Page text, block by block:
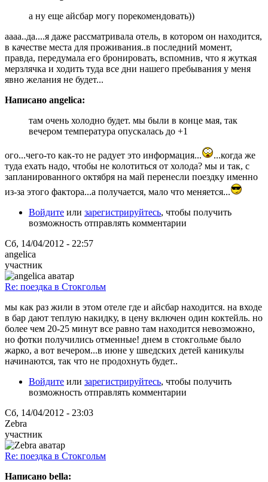
а ну еще айсбар могу порекомендовать))
аааа..да....я даже рассматривала отель, в котором он находится,
в качестве места для проживания..в последний момент,
правда, передумала его бронировать, вспомнив, что я жуткая
мерзлячка и ходить туда все дни нашего пребывания у меня
явно желания не будет...
Написано angelica:
там очень холодно будет. мы были в конце мая, так
вечером температура опускалась до +1
ого...чего-то как-то не радует это информация...
...когда же
туда ехать надо, чтобы не колотиться от холода? мы и так, с
запланированного октября на май перенесли поездку именно
из-за этого фактора...а получается, мало что меняется...
Войдите или зарегистрируйтесь, чтобы получить
возможность отправлять комментарии
Сб, 14/04/2012 - 22:57
angelica
участник
Re: поездка в Стокгольм
мы как раз жили в этом отеле где и айсбар находится. на входе
в бар дают теплую накидку, в цену включен один коктейль. но
более чем 20-25 минут все равно там находится невозможно,
но фотки получились отменные! днем в стокгольме было
жарко, а вот вечером...в июне у шведских детей каникулы
начинаются, так что не продохнуть будет..
Войдите или зарегистрируйтесь, чтобы получить
возможность отправлять комментарии
Сб, 14/04/2012 - 23:03
Zebra
участник
Re: поездка в Стокгольм
Написано bella: